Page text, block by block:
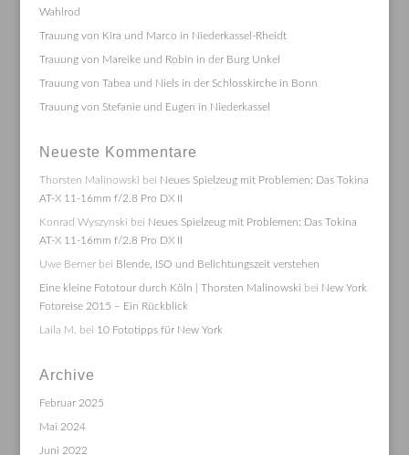
Wahlrod
Trauung von Kira und Marco in Niederkassel-Rheidt
Trauung von Mareike und Robin in der Burg Unkel
Trauung von Tabea und Niels in der Schlosskirche in Bonn
Trauung von Stefanie und Eugen in Niederkassel
Neueste Kommentare
Thorsten Malinowski bei Neues Spielzeug mit Problemen: Das Tokina
AT-X 11-16mm f/2.8 Pro DX II
Konrad Wyszynski bei Neues Spielzeug mit Problemen: Das Tokina
AT-X 11-16mm f/2.8 Pro DX II
Uwe Bernerbei Blende, ISO und Belichtungszeit verstehen
Eine kleine Fototour durch Köln | Thorsten Malinowski bei New York
Fotoreise 2015 – Ein Rückblick
Laila M. bei 10 Fototipps für New York
Archive
Februar 2025
Mai 2024
Juni 2022